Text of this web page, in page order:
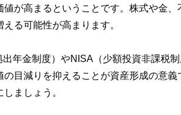
が高まるということです。株式や金
る可能性が高まります。
年金制度）やNISA（少額投資非課税
目減りを抑えることが資産形成の意
ましょう。